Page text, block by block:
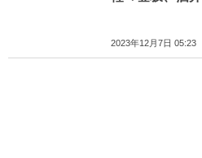
2023年12月7日 05:23